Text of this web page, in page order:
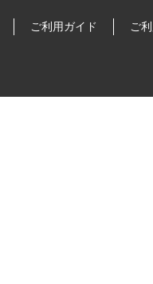
ご利用ガイド ご